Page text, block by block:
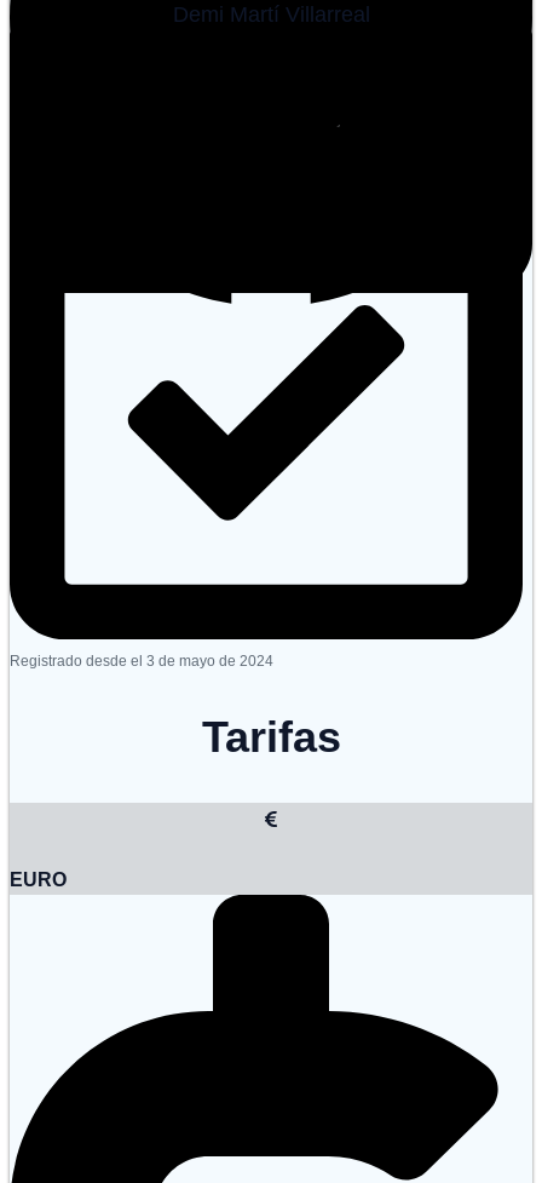
Demi Martí Villarreal
Registrado desde el 3 de mayo de 2024
Tarifas
EURO